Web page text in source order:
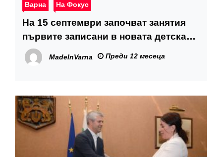
Варна На Фокус
На 15 септември започват занятия
първите записани в новата детска
градина „Бялата лястовица“
MadeInVarna Преди 12 месеца